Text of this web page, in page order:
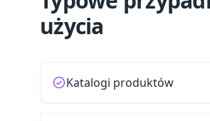
użycia
Katalogi produktów